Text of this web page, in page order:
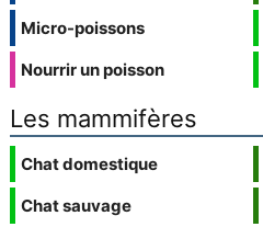
Micro-poissons
Nourrir un poisson
Les mammifères
Chat domestique
Chat sauvage